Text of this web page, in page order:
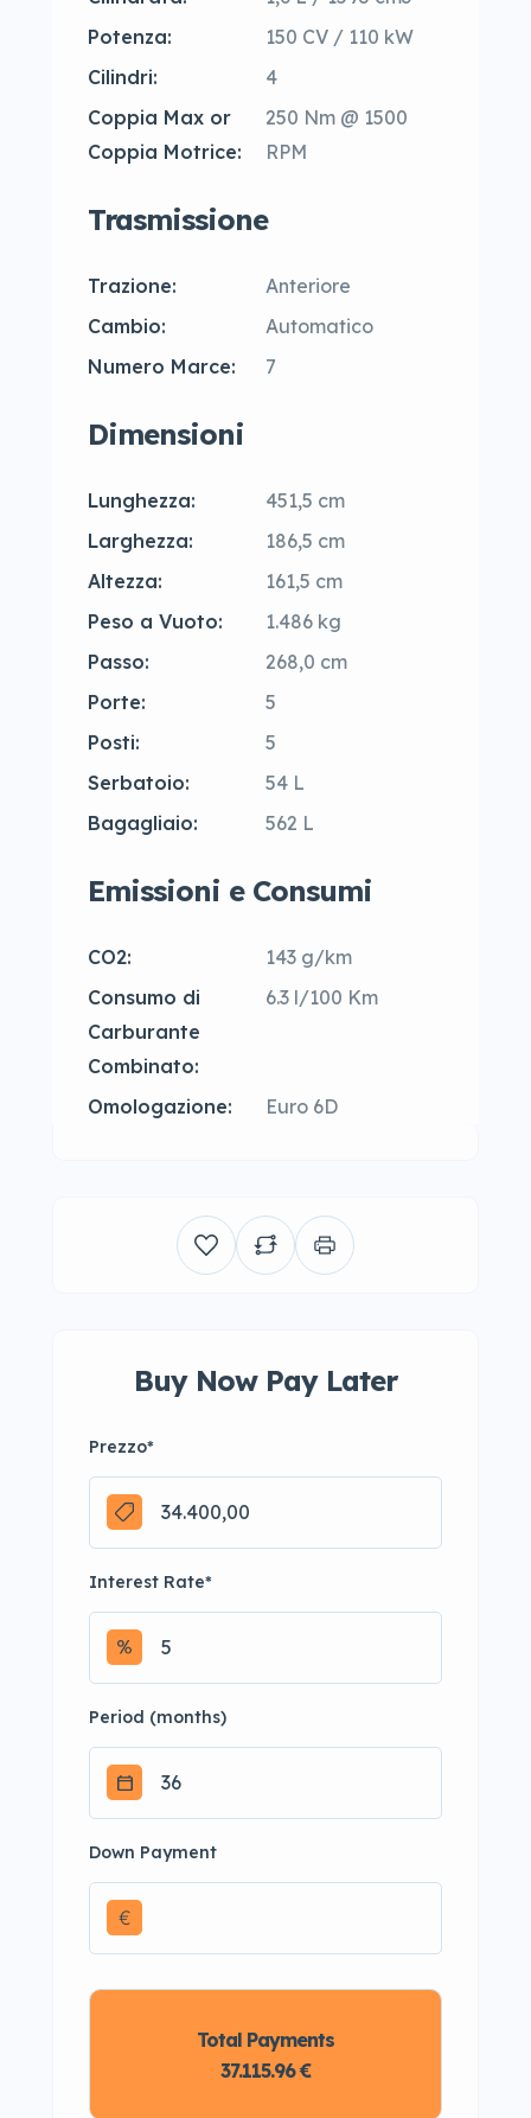
Potenza:
150 CV / 110 kW
Cilindri:
4
Coppia Max or
Coppia Motrice:
250 Nm @ 1500
RPM
Trasmissione
Trazione:
Anteriore
Cambio:
Automatico
Numero Marce:
7
Dimensioni
Lunghezza:
451,5 cm
Larghezza:
186,5 cm
Altezza:
161,5 cm
Peso a Vuoto:
1.486 kg
Passo:
268,0 cm
Porte:
5
Posti:
5
Serbatoio:
54 L
Bagagliaio:
562 L
Emissioni e Consumi
CO2:
143 g/km
Consumo di
Carburante
Combinato:
6.3 l/100 Km
Omologazione: Euro 6D
Buy Now Pay Later
Prezzo*
Interest Rate*
Period (months)
Down Payment
€
Total Payments
37.115.96 €